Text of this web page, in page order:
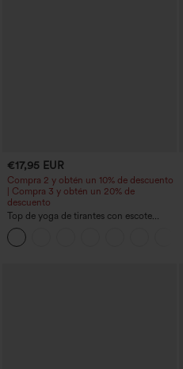
€17,95 EUR
Compra 2 y obtén un 10% de descuento
| Compra 3 y obtén un 20% de
descuento
Top de yoga de tirantes con escote
redondo, fruncido y tacto fresco -
UPF50+